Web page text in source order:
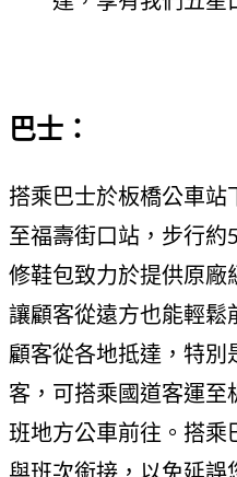
巴士：
搭乘巴士於板橋公車站
至福壽街口站，步行
修鞋包致力於提供原廠
讓顧客從遠方也能輕鬆
顧客從各地抵達，特別
客，可搭乘國道客運至
班地方公車前往。搭乘
與班次銜接，以免延誤